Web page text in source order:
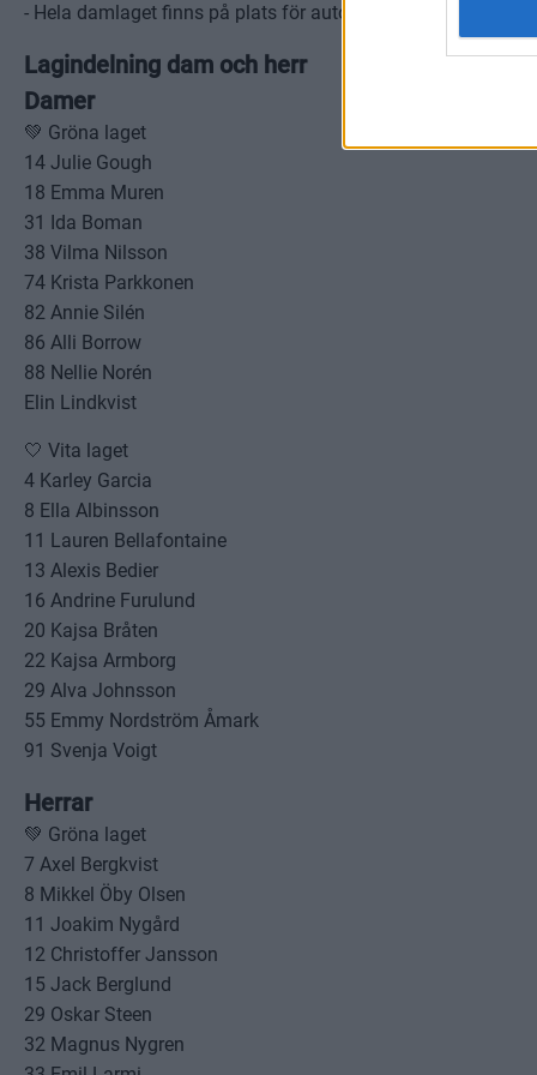
- Hela damlaget finns på plats för autografskrivning i
Lagindelning dam och herr
Damer
💚 Gröna laget
14 Julie Gough
18 Emma Muren
31 Ida Boman
38 Vilma Nilsson
74 Krista Parkkonen
82 Annie Silén
86 Alli Borrow
88 Nellie Norén
Elin Lindkvist
🤍 Vita laget
4 Karley Garcia
8 Ella Albinsson
11 Lauren Bellafontaine
13 Alexis Bedier
16 Andrine Furulund
20 Kajsa Bråten
22 Kajsa Armborg
29 Alva Johnsson
55 Emmy Nordström Åmark
91 Svenja Voigt
Herrar
💚 Gröna laget
7 Axel Bergkvist
8 Mikkel Öby Olsen
11 Joakim Nygård
12 Christoffer Jansson
15 Jack Berglund
29 Oskar Steen
32 Magnus Nygren